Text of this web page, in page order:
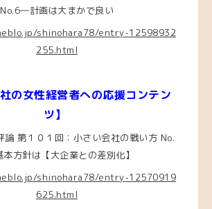
No.6―計画は大まかで良い
shinohara78/entry-12598932
255.html
社の女性経営者への応援コンテン
ツ】
論 第１０１回：小さい会社の戦い方 No.
方針は【大企業との差別化】
shinohara78/entry-12570919
625.html